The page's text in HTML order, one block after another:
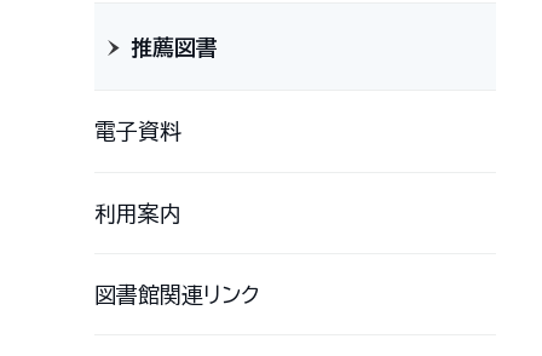
推薦図書
電子資料
利用案内
図書館関連リンク